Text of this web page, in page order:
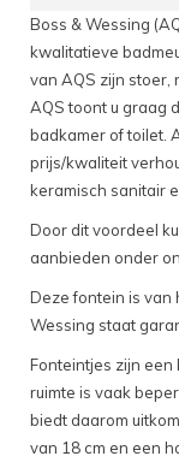
Boss & Wessing
kwalitatieve
van AQS zijn stoer,
AQS toont u graag
badkamer of toilet.
prijs/kwaliteit
keramisch sanitair
Door dit voordeel
aanbieden onder
Deze fontein is van
Wessing staat
Fonteintjes zijn een
ruimte is vaak
biedt daarom
van 18 cm en een